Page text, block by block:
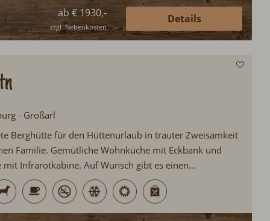
ab € 1930,-
zzgl. Nebenkosten
Details
- Großarl
Berghütte für den Hüttenurlaub in trauter Zweisamkeit
Familie. Gemütliche Wohnküche mit Eckbank und
mit Infrarotkabine. Auf Wunsch gibt es einen
Das Großarltal ist als ein
Urlaubsziel bekannt und erfreut sich großer